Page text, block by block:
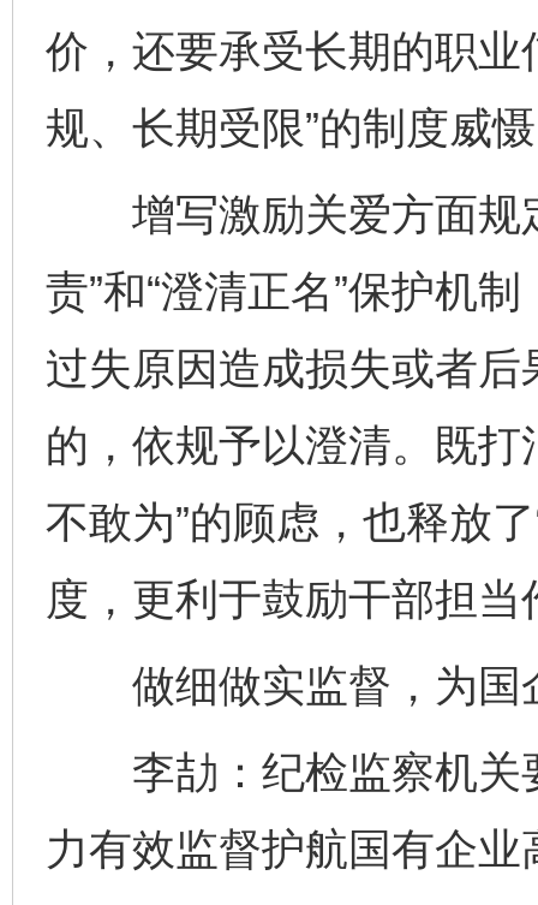
价，还要承受长期的职业
规、长期受限”的制度威
增写激励关爱方面规
责”和“澄清正名”保护机
过失原因造成损失或者
的，依规予以澄清。既
不敢为”的顾虑，也释放
度，更利于鼓励干部担当
做细做实监督，为国
李劼：纪检监察机关
力有效监督护航国有企业